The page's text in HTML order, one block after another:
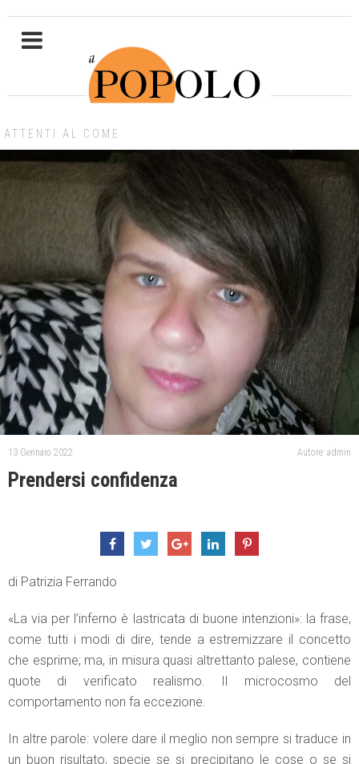
ATTENTI AL COME
13 Gennaio 2022 Autore: admin
Prendersi confidenza
di Patrizia Ferrando
«La via per l’inferno è lastricata di buone intenzioni»: la frase,
come tutti i modi di dire, tende a estremizzare il concetto
che esprime; ma, in misura quasi altrettanto palese, contiene
quote di verificato realismo. Il microcosmo del
comportamento non fa eccezione.
In altre parole: volere dare il meglio non sempre si traduce in
un buon risultato, specie se si precipitano le cose o se si